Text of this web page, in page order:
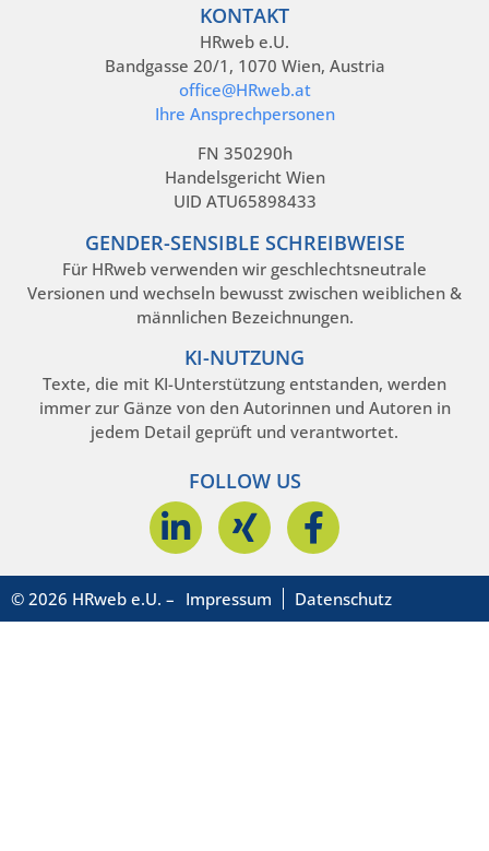
KONTAKT
HRweb e.U.
Bandgasse 20/1, 1070 Wien, Austria
office@HRweb.at
Ihre Ansprechpersonen
FN 350290h
Handelsgericht Wien
UID ATU65898433
GENDER-SENSIBLE SCHREIBWEISE
Für HRweb verwenden wir geschlechtsneutrale
Versionen und wechseln bewusst zwischen weiblichen &
männlichen Bezeichnungen.
KI-NUTZUNG
Texte, die mit KI-Unterstützung entstanden, werden
immer zur Gänze von den Autorinnen und Autoren in
jedem Detail geprüft und verantwortet.
FOLLOW US
© 2026 HRweb e.U. – Impressum Datenschutz